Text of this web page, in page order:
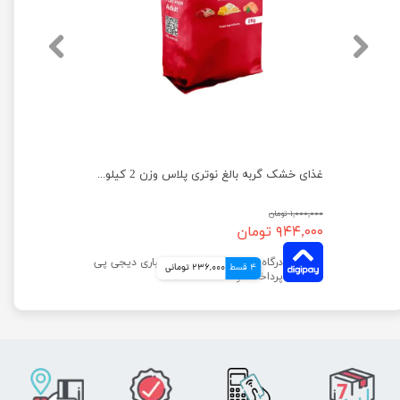
غذای خشک گربه بالغ نوتری پلاس وزن 2 کیلوگرم
۱,۰۰۰,۰۰۰ تومان
۹۴۴,۰۰۰ تومان
4 قسط 236,000 تومانی